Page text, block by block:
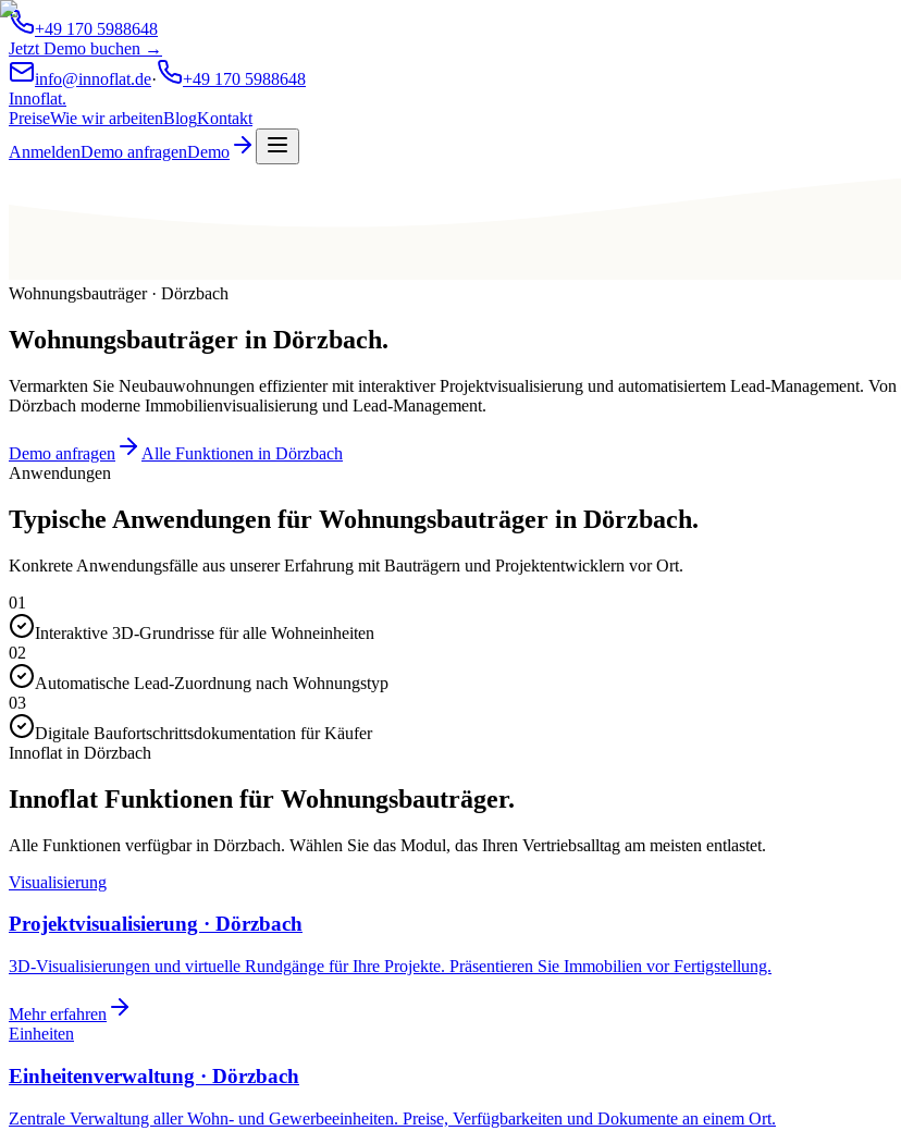
+49 170 5988648
Jetzt Demo buchen →
info@innoflat.de·
+49 170 5988648
Innoflat.
PreiseWie wir arbeitenBlogKontakt
AnmeldenDemo anfragenDemo
Wohnungsbauträger · Dörzbach
Wohnungsbauträger in Dörzbach.
Vermarkten Sie Neubauwohnungen effizienter mit interaktiver Projektvisualisierung und automatisiertem Lead-Management.
Dörzbach moderne Immobilienvisualisierung und Lead-Management.
Demo anfragen
Alle Funktionen in Dörzbach
Anwendungen
Typische Anwendungen für Wohnungsbauträger in Dörzbach.
Konkrete Anwendungsfälle aus unserer Erfahrung mit Bauträgern und Projektentwicklern vor Ort.
01
Interaktive 3D-Grundrisse für alle Wohneinheiten
02
Automatische Lead-Zuordnung nach Wohnungstyp
03
Digitale Baufortschrittsdokumentation für Käufer
Innoflat in Dörzbach
Innoflat Funktionen für Wohnungsbauträger.
Alle Funktionen verfügbar in Dörzbach. Wählen Sie das Modul, das Ihren Vertriebsalltag am meisten entlastet.
Visualisierung
Projektvisualisierung · Dörzbach
3D-Visualisierungen und virtuelle Rundgänge für Ihre Projekte. Präsentieren Sie Immobilien vor Fertigstellung.
Mehr erfahren
Einheiten
Einheitenverwaltung · Dörzbach
Zentrale Verwaltung aller Wohn- und Gewerbeeinheiten. Preise, Verfügbarkeiten und Dokumente an einem Ort.